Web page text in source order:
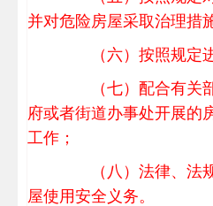
并对危险房屋采取治理措
（六）按照规定进
（七）配合有关部
府或者街道办事处开展的
工作；
（八）法律、法规
屋使用安全义务。